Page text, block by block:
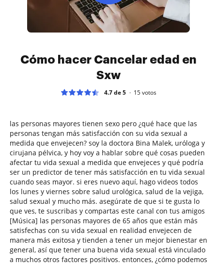
Cómo hacer Cancelar edad en
Sxw
4.7 de 5 15votos
las personas mayores tienen sexo pero ¿qué hace que las
personas tengan más satisfacción con su vida sexual a
medida que envejecen? soy la doctora Bina Malek, uróloga y
cirujana pélvica, y hoy voy a hablar sobre qué cosas pueden
afectar tu vida sexual a medida que envejeces y qué podría
ser un predictor de tener más satisfacción en tu vida sexual
cuando seas mayor. si eres nuevo aquí, hago videos todos
los lunes y viernes sobre salud urológica, salud de la vejiga,
salud sexual y mucho más. asegúrate de que si te gusta lo
que ves, te suscribas y compartas este canal con tus amigos
[Música] las personas mayores de 65 años que están más
satisfechas con su vida sexual en realidad envejecen de
manera más exitosa y tienden a tener un mejor bienestar en
general, así que tener una buena vida sexual está vinculado
a muchos otros factores positivos. entonces, ¿cómo podemos